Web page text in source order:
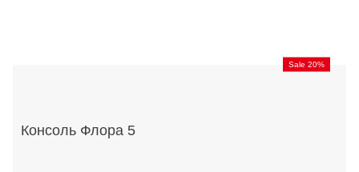
Sale 20%
Консоль Флора 5